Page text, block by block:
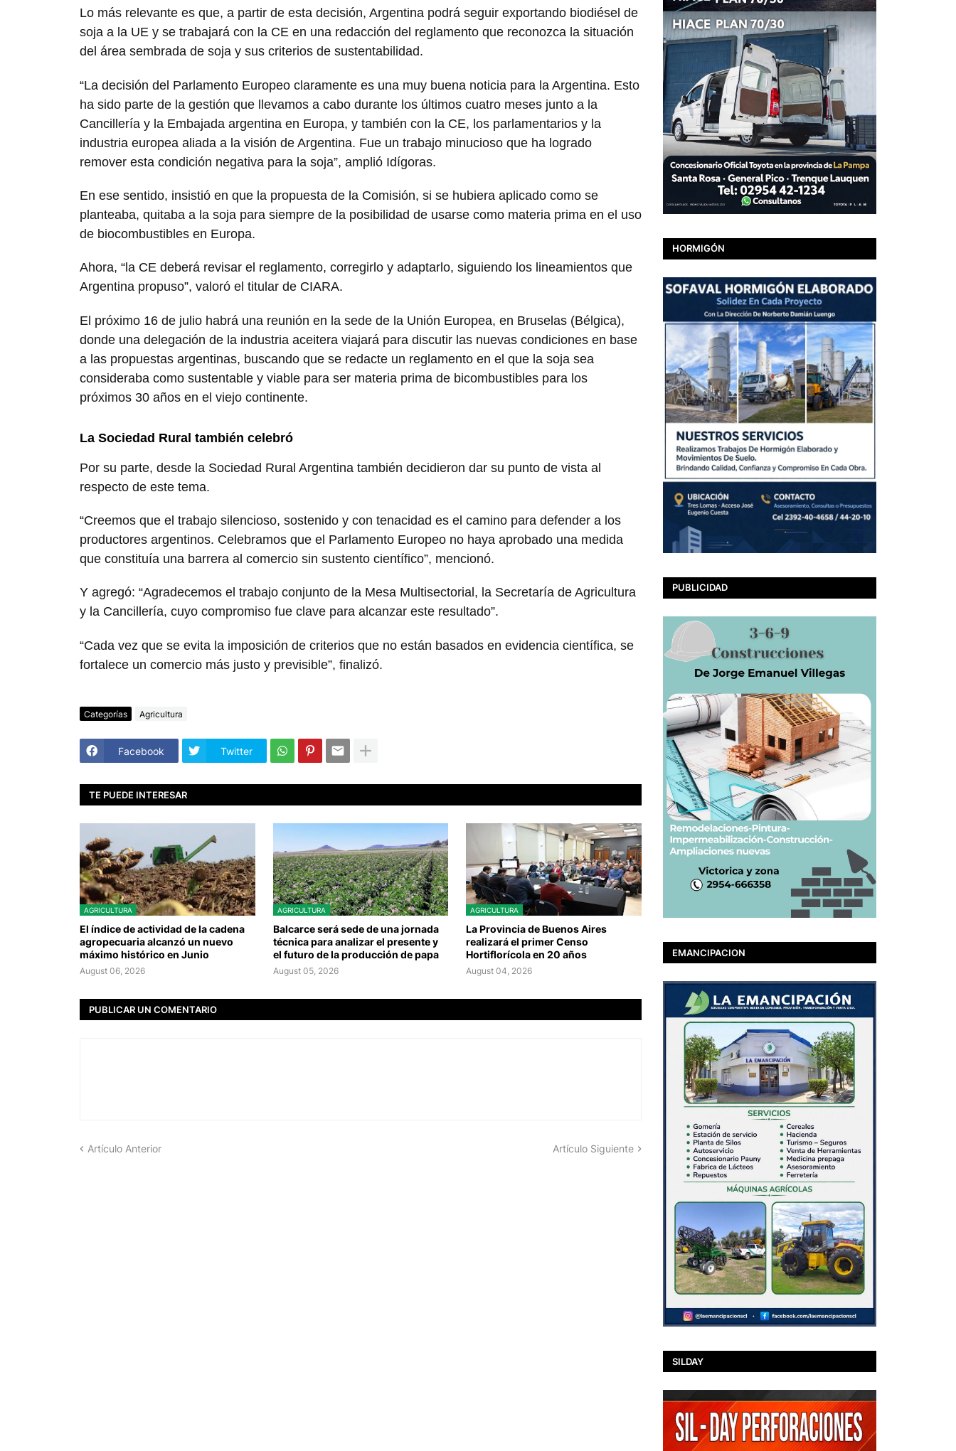
Lo más relevante es que, a partir de esta decisión, Argentina podrá seguir exportando biodiésel de
soja a la UE y se trabajará con la CE en una redacción del reglamento que reconozca la situación
del área sembrada de soja y sus criterios de sustentabilidad.
“La decisión del Parlamento Europeo claramente es una muy buena noticia para la Argentina. Esto
ha sido parte de la gestión que llevamos a cabo durante los últimos cuatro meses junto a la
Cancillería y la Embajada argentina en Europa, y también con la CE, los parlamentarios y la
industria europea aliada a la visión de Argentina. Fue un trabajo minucioso que ha logrado
remover esta condición negativa para la soja”, amplió Idígoras.
En ese sentido, insistió en que la propuesta de la Comisión, si se hubiera aplicado como se
planteaba, quitaba a la soja para siempre de la posibilidad de usarse como materia prima en el uso
de biocombustibles en Europa.
Ahora, “la CE deberá revisar el reglamento, corregirlo y adaptarlo, siguiendo los lineamientos que
Argentina propuso”, valoró el titular de CIARA.
El próximo 16 de julio habrá una reunión en la sede de la Unión Europea, en Bruselas (Bélgica),
donde una delegación de la industria aceitera viajará para discutir las nuevas condiciones en base
a las propuestas argentinas, buscando que se redacte un reglamento en el que la soja sea
consideraba como sustentable y viable para ser materia prima de bicombustibles para los
próximos 30 años en el viejo continente.
La Sociedad Rural también celebró
Por su parte, desde la Sociedad Rural Argentina también decidieron dar su punto de vista al
respecto de este tema.
“Creemos que el trabajo silencioso, sostenido y con tenacidad es el camino para defender a los
productores argentinos. Celebramos que el Parlamento Europeo no haya aprobado una medida
que constituía una barrera al comercio sin sustento científico”, mencionó.
Y agregó: “Agradecemos el trabajo conjunto de la Mesa Multisectorial, la Secretaría de Agricultura
y la Cancillería, cuyo compromiso fue clave para alcanzar este resultado”.
“Cada vez que se evita la imposición de criterios que no están basados en evidencia científica, se
fortalece un comercio más justo y previsible”, finalizó.
Categorías Agricultura
Facebook Twitter
TE PUEDE INTERESAR
AGRICULTURA
El índice de actividad de la cadena
agropecuaria alcanzó un nuevo
máximo histórico en Junio
August 06, 2026
AGRICULTURA
Balcarce será sede de una jornada
técnica para analizar el presente y
el futuro de la producción de papa
August 05, 2026
AGRICULTURA
La Provincia de Buenos Aires
realizará el primer Censo
Hortiflorícola en 20 años
August 04, 2026
PUBLICAR UN COMENTARIO
Artículo Anterior Artículo Siguiente
HORMIGÓN
PUBLICIDAD
EMANCIPACION
SILDAY